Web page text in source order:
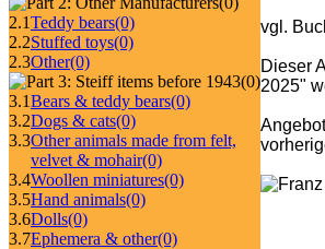
2.1Teddy bears(0)
2.2Stuffed toys(0)
2.3Other(0)
(0)
3.1Bears & teddy bears(0)
3.2Dogs & cats(0)
3.3Other animals made from felt,
velvet & mohair(0)
3.4Woollen miniatures(0)
3.5Hand animals(0)
3.6Dolls(0)
3.7Ephemera & other(0)
vgl.
Dieser
2025"